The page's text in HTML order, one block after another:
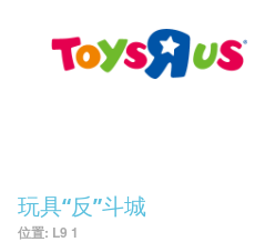
玩具“反”斗城
位置: L9 1